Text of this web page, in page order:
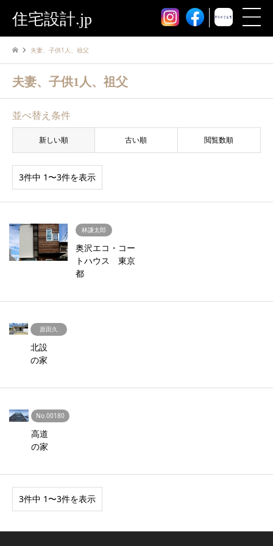
住宅設計.jp
夫妻、子供1人、祖父
夫妻、子供1人、祖父
並べ替え条件
新しい順 古い順 閲覧数順
3件中 1〜3件を表示
林謙太郎
奥沢エコ・コー
トハウス 東京
都
原田久
北設
の家
No.00180
高道
の家
3件中 1〜3件を表示